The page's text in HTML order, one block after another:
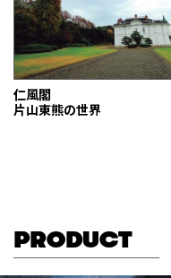
仁風閣
片山東熊の世界
PRODUCT